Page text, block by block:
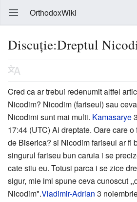
OrthodoxWiki
Discuție:Dreptul
Cred ca ar trebui redenumit altfel
Nicodim? Nicodim (fariseul) sau
Nicodimi sunt mai multi. Kamasarye
17:44 (UTC) Ai dreptate. Oare care
de Biserica? si Nicodim fariseul ar fi
singurul fariseu bun caruia i se
cate stiu eu. Totusi parca i se zice
sigur, mie imi spune ceva cunoscut
Nicodim".Vladimir-Adrian 3